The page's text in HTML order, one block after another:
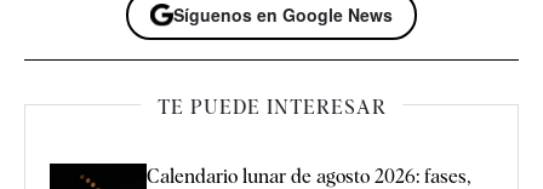
Síguenos en Google News
TE PUEDE INTERESAR
Calendario lunar de agosto 2026: fases,